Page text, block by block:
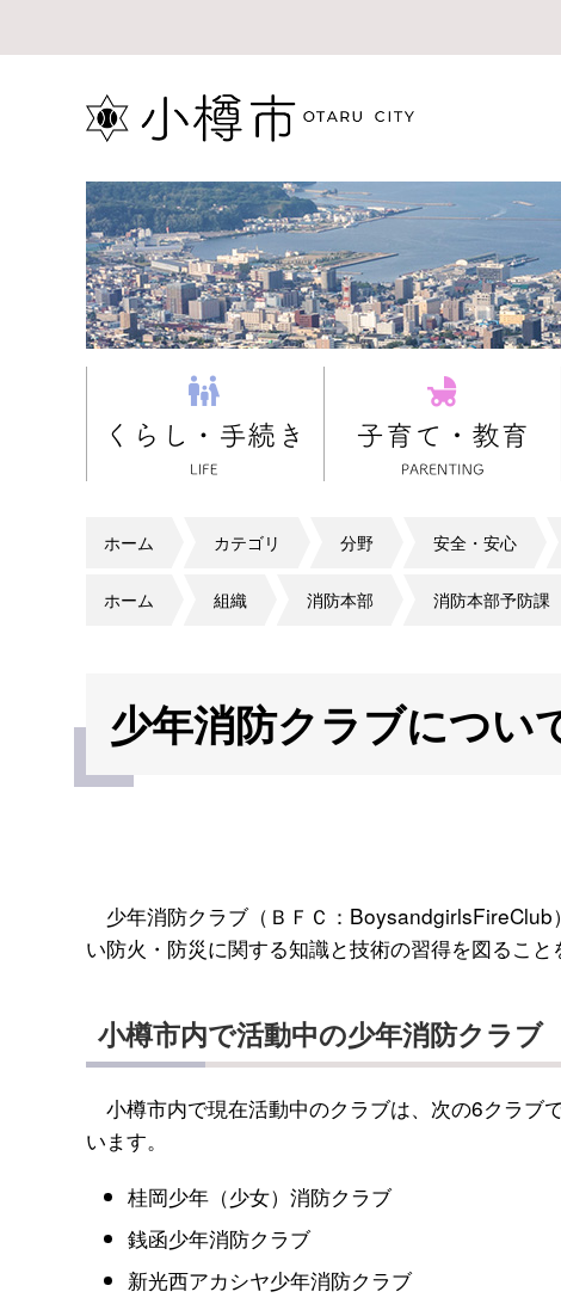
ホーム カテゴリ 分野 安全・安心
ホーム 組織 消防本部 消防本部予防課
少年消防クラブについ
少年消防クラブ（ＢＦＣ：BoysandgirlsFireClub
い防火・防災に関する知識と技術の習得を図ること
小樽市内で活動中の少年消防クラブ
小樽市内で現在活動中のクラブは、次の6クラブ
います。
桂岡少年（少女）消防クラブ
銭函少年消防クラブ
新光西アカシヤ少年消防クラブ